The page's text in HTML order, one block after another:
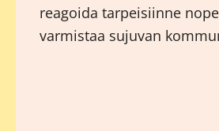
reagoida tarpeisiinne
varmistaa sujuvan